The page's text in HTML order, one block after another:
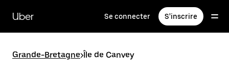
contenu
principal
Uber Se connecter S'inscrire
Grande-Bretagne>Île de Canvey